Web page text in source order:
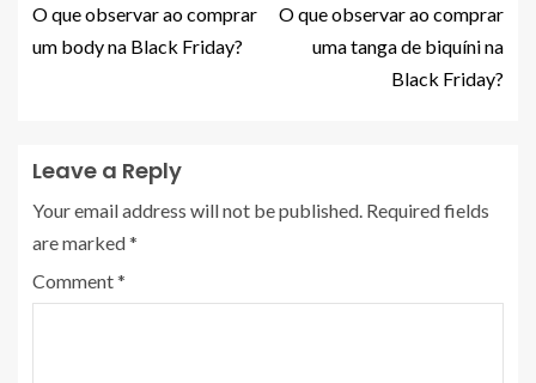
O que observar ao comprar
um body na Black Friday?
O que observar ao comprar
uma tanga de biquíni na
Black Friday?
Leave a Reply
Your email address will not be published. Required fields
are marked*
Comment*